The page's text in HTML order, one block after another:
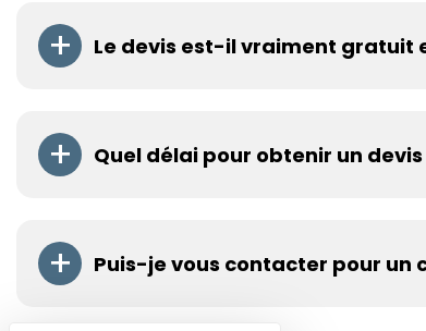
Le devis est-il vraiment gratuit
Quel délai pour obtenir un devis
Puis-je vous contacter pour un